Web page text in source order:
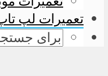
تعمیرات لپ